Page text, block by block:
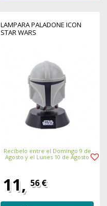
LAMPARA PALADONE ICON
STAR WARS
Recíbelo entre el Domingo 9 de
Agosto y el Lunes 10 de Agosto
11, 56 €